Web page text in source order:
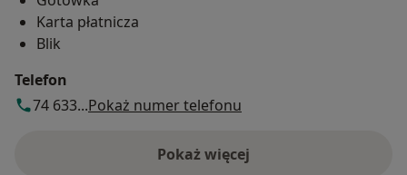
Karta płatnicza
Blik
Telefon
74 633...Pokaż numer telefonu
Pokaż więcej
o adresie